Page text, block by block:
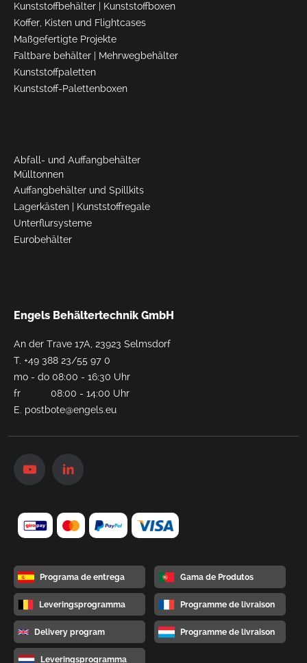
Kunststoffbehälter
Kunststoffboxen
Koffer, Kisten und Flightcases
Maßgefertigte Projekte
Faltbare behälter
Mehrwegbehälter
Kunststoffpaletten
Kunststoff-Palettenboxen
Abfall- und Auffangbehälter
Mülltonnen
Auffangbehälter und Spillkits
Lagerkästen
Kunststoffregale
Unterflursysteme
Eurobehälter
Engels Behältertechnik GmbH
An der Trave 17A, 23923 Selmsdorf
T. +49 388 23/55 97 0
mo - do 08:00 - 16:30 Uhr
fr 08:00 - 14:00 Uhr
E. postbote@engels.eu
Programa de entrega Gama de Produtos
Leveringsprogramma Programme de livraison
Delivery program Programme de livraison
Leveringsprogramma